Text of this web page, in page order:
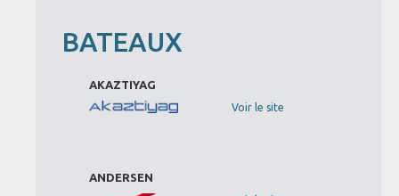
BATEAUX
AKAZTIYAG
Voir le site
ANDERSEN